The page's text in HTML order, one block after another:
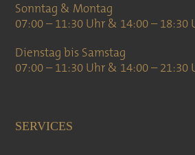
Sonntag & Montag
07:00 – 11:30 Uhr & 14:00 – 18:30
Dienstag bis Samstag
07:00 – 11:30 Uhr & 14:00 – 21:30
SERVICES